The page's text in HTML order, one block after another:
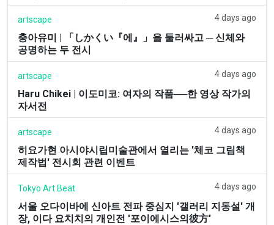
artscape 4 days ago
충아유미 | 「しかくい『에』」을 둘러싸고 ─ 신체와
공명하는 두 전시
artscape 4 days ago
Haru Chikei | 이도미코: 여자의 작품──한 영상 작가의
자서전
artscape 4 days ago
히요가현 아시야시립미술관에서 열리는 '체코 그림책
제작법' 전시회 관련 이벤트
Tokyo Art Beat 4 days ago
서울 오다이바에 신아트 전파 중심지 '갤러리 지동설' 개
장, 이다 요치치의 개인전 '포이에시스의彼方'